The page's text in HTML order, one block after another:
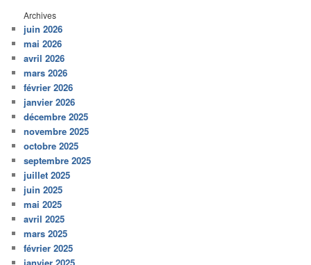
Archives
juin 2026
mai 2026
avril 2026
mars 2026
février 2026
janvier 2026
décembre 2025
novembre 2025
octobre 2025
septembre 2025
juillet 2025
juin 2025
mai 2025
avril 2025
mars 2025
février 2025